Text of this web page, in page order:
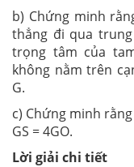
b) Chứng minh
thẳng đi qua
trọng tâm của
không nằm trên
G.
c) Chứng minh
GS = 4GO.
Lời giải chi tiết